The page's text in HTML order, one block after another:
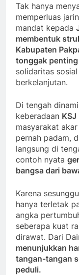
Tak hanya
memperluas
mandat kepada
membentuk
Kabupaten
tonggak penting
solidaritas
berkelanjutan.
Di tengah
keberadaan
masyarakat
pernah padam,
langsung di
contoh nyata
bangsa dari
Karena
hanya terletak
angka
seberapa kuat
dirawat. Dari
menunjukkan
tangan-tangan
peduli.